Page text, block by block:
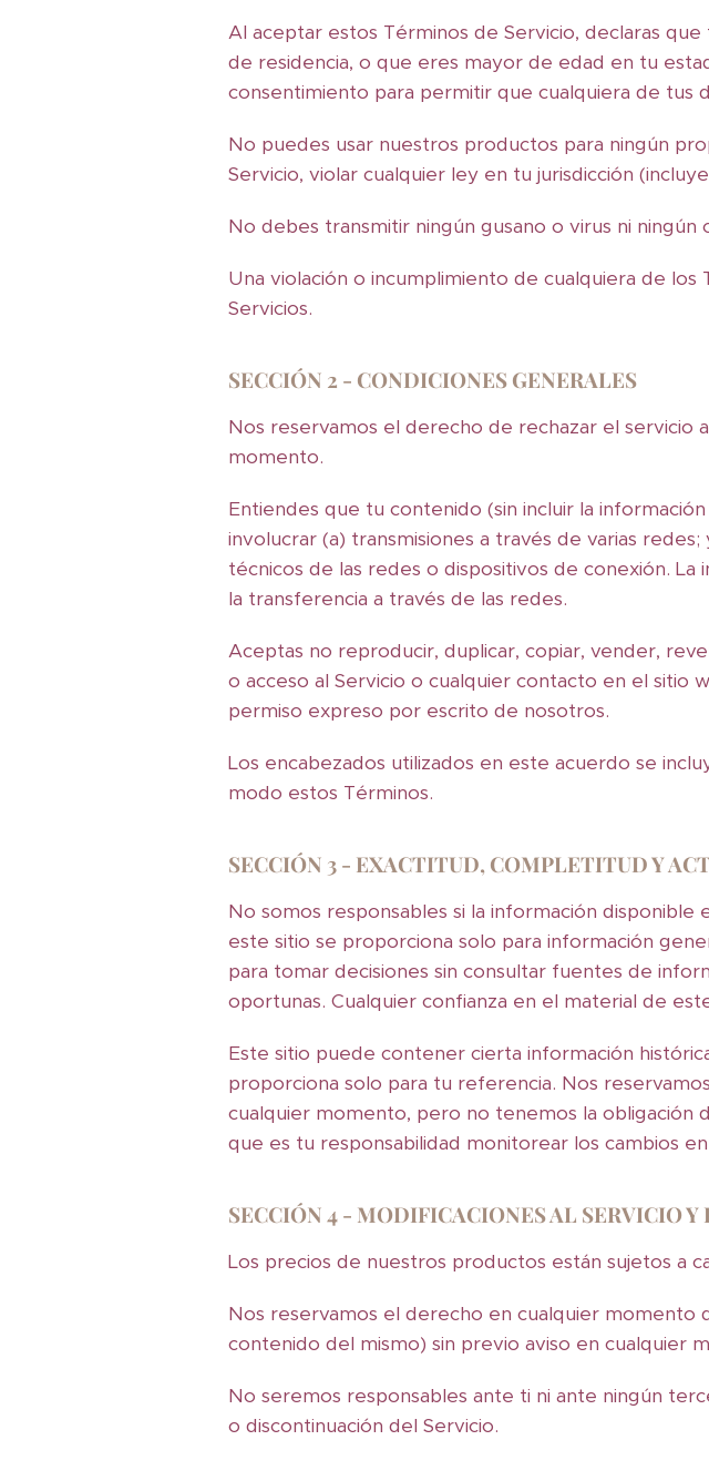
Al aceptar estos Términos de Servicio, declaras
de residencia, o que eres mayor de edad en tu
consentimiento para permitir que cualquiera de tus
No puedes usar nuestros productos para ningún
Servicio, violar cualquier ley en tu jurisdicción
No debes transmitir ningún gusano o virus ni
Una violación o incumplimiento de cualquiera de
Servicios.
SECCIÓN 2 - CONDICIONES GENERALES
Nos reservamos el derecho de rechazar el servicio
momento.
Entiendes que tu contenido (sin incluir la
involucrar (a) transmisiones a través de varias
técnicos de las redes o dispositivos de conexión.
la transferencia a través de las redes.
Aceptas no reproducir, duplicar, copiar, vender,
o acceso al Servicio o cualquier contacto en el sitio
permiso expreso por escrito de nosotros.
Los encabezados utilizados en este acuerdo se
modo estos Términos.
SECCIÓN 3 - EXACTITUD, COMPLETITUD Y
No somos responsables si la información
este sitio se proporciona solo para información
para tomar decisiones sin consultar fuentes de
oportunas. Cualquier confianza en el material de
Este sitio puede contener cierta información
proporciona solo para tu referencia. Nos
cualquier momento, pero no tenemos la obligación
que es tu responsabilidad monitorear los cambios
SECCIÓN 4 - MODIFICACIONES AL SERVICIO Y
Los precios de nuestros productos están sujetos a
Nos reservamos el derecho en cualquier momento
contenido del mismo) sin previo aviso en cualquier
No seremos responsables ante ti ni ante ningún
o discontinuación del Servicio.